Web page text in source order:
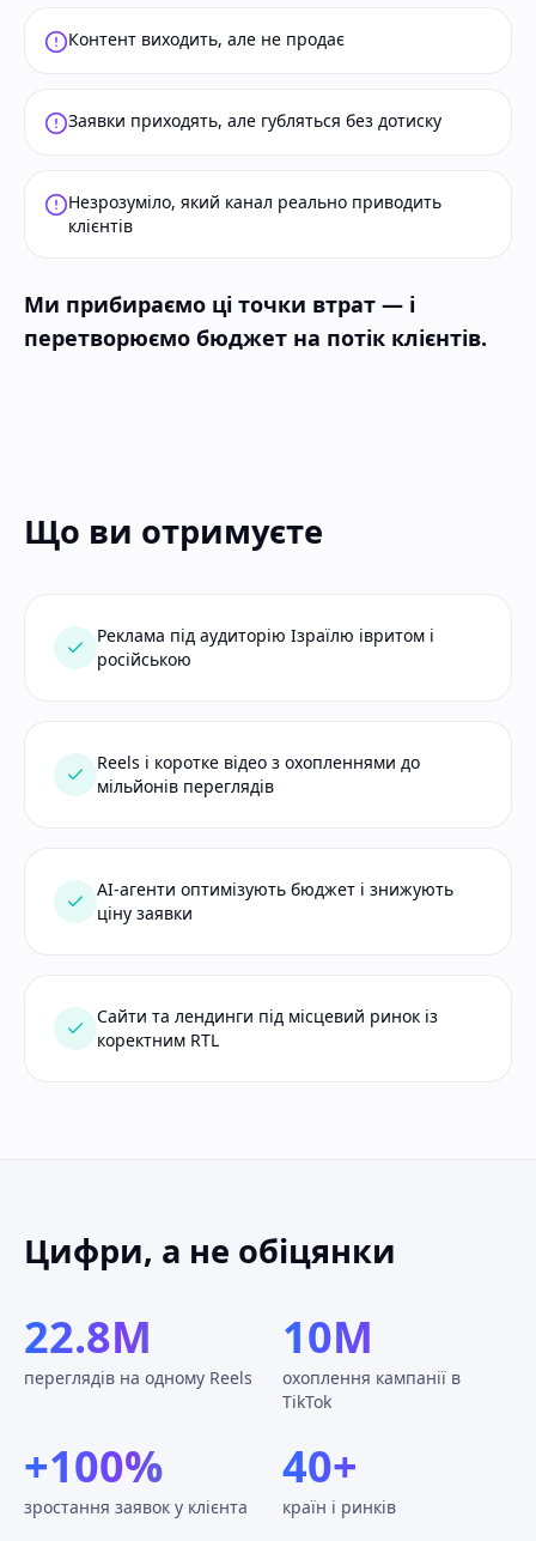
Контент виходить, але не продає
Заявки приходять, але губляться без дотиску
Незрозуміло, який канал реально приводить
клієнтів
Ми прибираємо ці точки втрат — і
перетворюємо бюджет на потік клієнтів.
Що ви отримуєте
Реклама під аудиторію Ізраїлю івритом і
російською
Reels і коротке відео з охопленнями до
мільйонів переглядів
AI-агенти оптимізують бюджет і знижують
ціну заявки
Сайти та лендинги під місцевий ринок із
коректним RTL
Цифри, а не обіцянки
22.8M
переглядів на одному Reels
10M
охоплення кампанії в
TikTok
+100%
зростання заявок у клієнта
40+
країн і ринків